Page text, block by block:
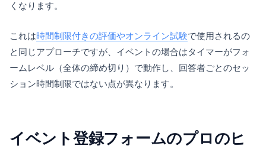
くなります。
これは時間制限付きの評価やオンライン試験で使用されるの
と同じアプローチですが、イベントの場合はタイマーがフォ
ームレベル（全体の締め切り）で動作し、回答者ごとのセッ
ション時間制限ではない点が異なります。
イベント登録フォームのプロのヒ